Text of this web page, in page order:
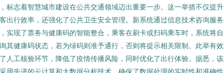
标志着智慧城市建设在公共交通领域迈出重要一步。这一举措不仅提
出行效率，还强化了公共卫生安全管理。新系统通过信息技术咨询服
实现了票务与健康码的智能整合，乘客在刷卡或扫码乘车时，系统将
其健康码状态，若为绿码则准予通行，否则将提示相关限制。此举有
人工核验环节，降低了疫情传播风险，同时优化了出行体验。据悉，
用先进的云计算和大数据分析技术，确保了数据处理的实时性和准确